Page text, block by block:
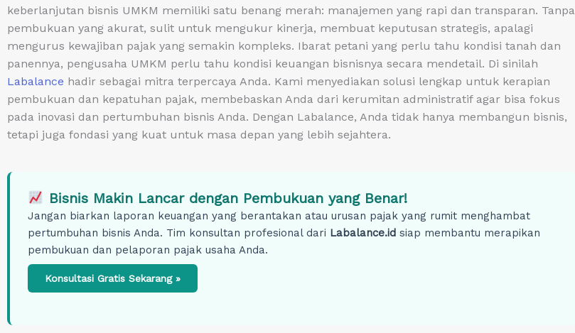
keberlanjutan bisnis UMKM memiliki satu benang merah: manajemen yang rapi dan transparan. Tanpa
pembukuan yang akurat, sulit untuk mengukur kinerja, membuat keputusan strategis, apalagi
mengurus kewajiban pajak yang semakin kompleks. Ibarat petani yang perlu tahu kondisi tanah dan
panennya, pengusaha UMKM perlu tahu kondisi keuangan bisnisnya secara mendetail. Di sinilah
Labalance hadir sebagai mitra terpercaya Anda. Kami menyediakan solusi lengkap untuk kerapian
pembukuan dan kepatuhan pajak, membebaskan Anda dari kerumitan administratif agar bisa fokus
pada inovasi dan pertumbuhan bisnis Anda. Dengan Labalance, Anda tidak hanya membangun bisnis,
tetapi juga fondasi yang kuat untuk masa depan yang lebih sejahtera.
Bisnis Makin Lancar dengan Pembukuan yang Benar!
Jangan biarkan laporan keuangan yang berantakan atau urusan pajak yang rumit menghambat
pertumbuhan bisnis Anda. Tim konsultan profesional dari Labalance.id siap membantu merapikan
pembukuan dan pelaporan pajak usaha Anda.
Konsultasi Gratis Sekarang »